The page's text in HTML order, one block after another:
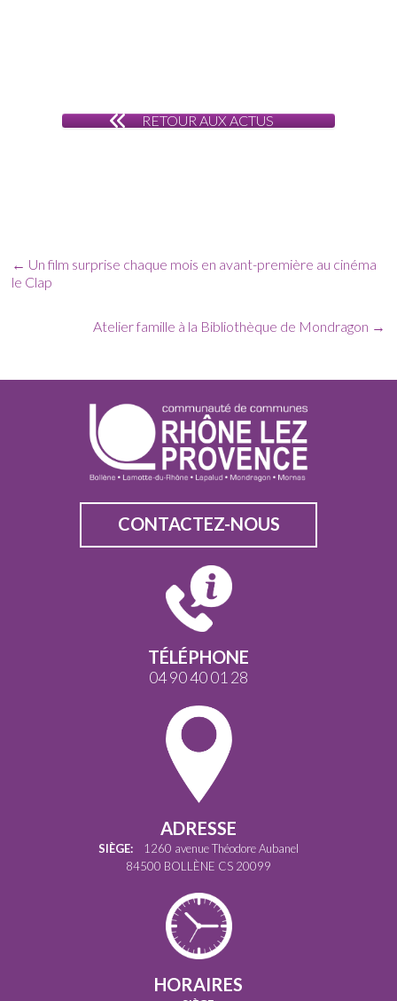
RETOUR AUX ACTUS
← Un film surprise chaque mois en avant-première au cinéma
le Clap
Atelier famille à la Bibliothèque de Mondragon →
CONTACTEZ-NOUS
TÉLÉPHONE
04 90 40 01 28
ADRESSE
SIÈGE: 1260 avenue Théodore Aubanel
84500 BOLLÈNE CS 20099
HORAIRES